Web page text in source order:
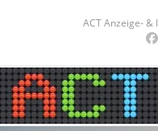
ACT Anzeige-